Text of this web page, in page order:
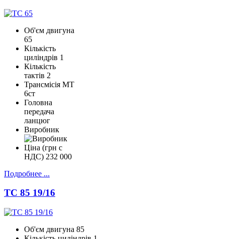
Об'єм двигуна
65
Кількість
циліндрів 1
Кількість
тактів 2
Трансмісія МТ
6ст
Головна
передача
ланцюг
Виробник
Ціна (грн с
НДС) 232 000
Подробнее ...
TC 85 19/16
Об'єм двигуна 85